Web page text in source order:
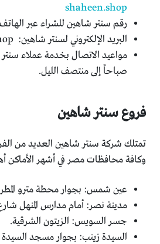
shaheen.shop
رقم سنتر شاهين للشراء عبر الهاتف:
البريد الإلكتروني لسنتر شاهين:
صباحاً إلى منتصف الليل.
فروع سنتر شاهين
تمتلك شركة سنتر شاهين العديد من
وكافة محافظات مصر في أشهر الأماكن
عين شمس: بجوار محطة مترو
مدينة نصر: أمام مدارس المنهل
جسر السويس: الزيتون الشرقية.
السيدة زينب: بجوار مسجد السيدة